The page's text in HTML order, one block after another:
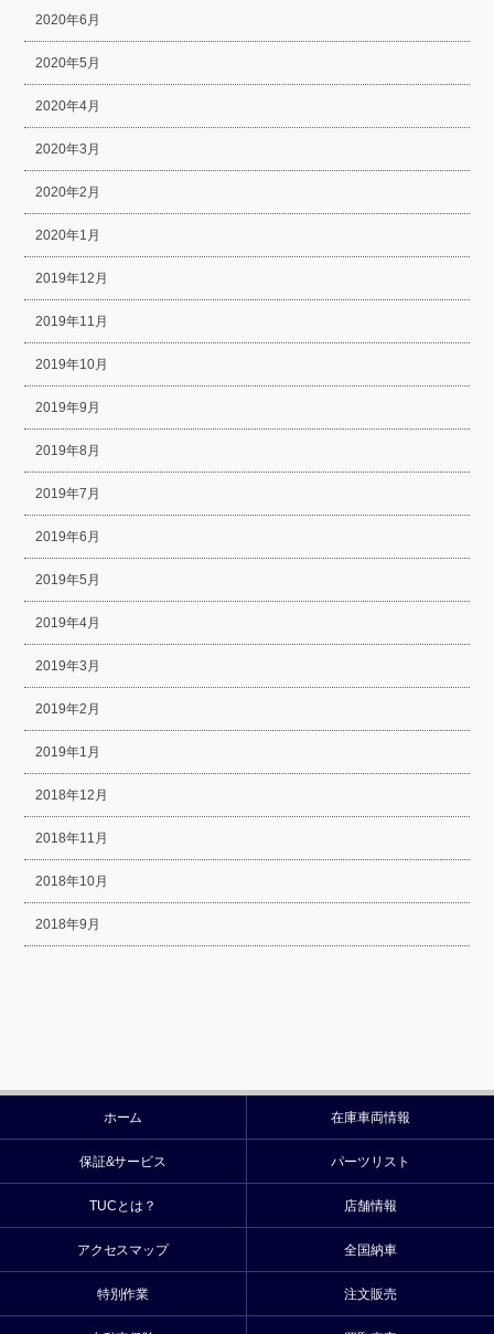
2020年6月
2020年5月
2020年4月
2020年3月
2020年2月
2020年1月
2019年12月
2019年11月
2019年10月
2019年9月
2019年8月
2019年7月
2019年6月
2019年5月
2019年4月
2019年3月
2019年2月
2019年1月
2018年12月
2018年11月
2018年10月
2018年9月
ホーム 在庫車両情報
保証&サービス パーツリスト
TUCとは？ 店舗情報
アクセスマップ 全国納車
特別作業 注文販売